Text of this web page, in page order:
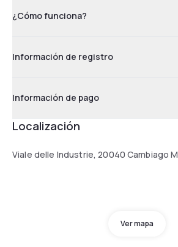
¿Cómo funciona?
Información de registro
Información de pago
Localización
Viale delle Industrie, 20040 Cambiago
Ver mapa